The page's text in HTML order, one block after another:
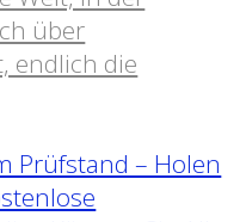
über
endlich die